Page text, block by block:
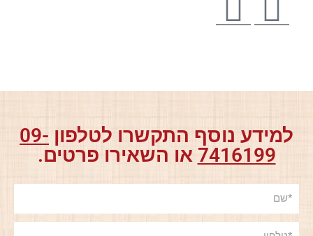
למידע נוסף התקשרו לטלפון 09-
7416199 או השאירו פרטים.